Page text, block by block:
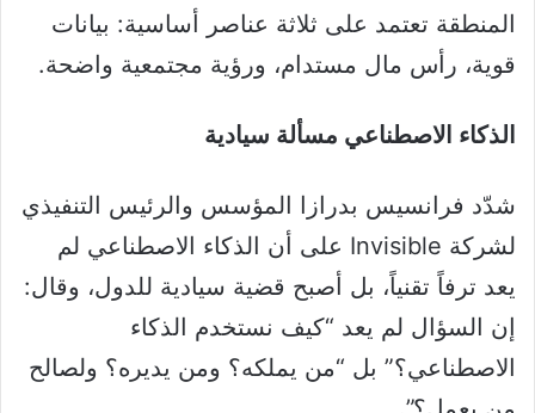
المنطقة تعتمد على ثلاثة عناصر أساسية: بيانات
قوية، رأس مال مستدام، ورؤية مجتمعية واضحة.
الذكاء الاصطناعي مسألة سيادية
شدّد فرانسيس بدرازا المؤسس والرئيس التنفيذي
لشركة Invisible على أن الذكاء الاصطناعي لم
يعد ترفاً تقنياً، بل أصبح قضية سيادية للدول، وقال:
إن السؤال لم يعد “كيف نستخدم الذكاء
الاصطناعي؟” بل “من يملكه؟ ومن يديره؟ ولصالح